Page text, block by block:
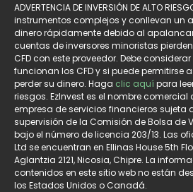
ADVERTENCIA DE INVERSIÓN DE ALTO
instrumentos complejos y conllevan un
dinero rápidamente debido al
cuentas de inversores minoristas
CFD con este proveedor. Debe
funcionan los CFD y si puede permitirse
perder su dinero. Haga clic aquípara
riesgos. EzInvest es el nombre comercial
empresa de servicios financieros sujeta
supervisión de la Comisión de Bolsa de
bajo el número de licencia 203/13. Las
Ltd se encuentran en Ellinas House 5th
Aglantzia 2121, Nicosia, Chipre. La
contenidos en este sitio web no están
los Estados Unidos o Canadá.